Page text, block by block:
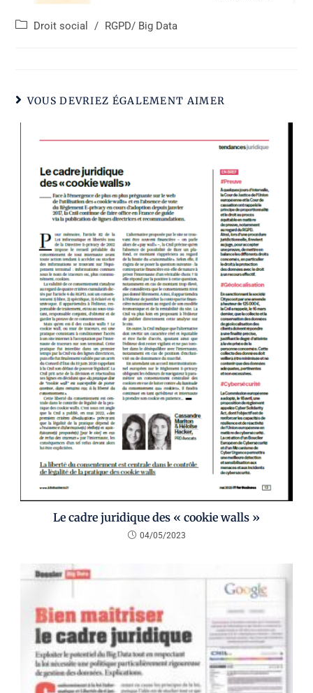
Catégorie
Droit social / RGPD/ Big Data
VOUS DEVRIEZ ÉGALEMENT AIMER
Le cadre juridique des « cookie walls »
04/05/2023